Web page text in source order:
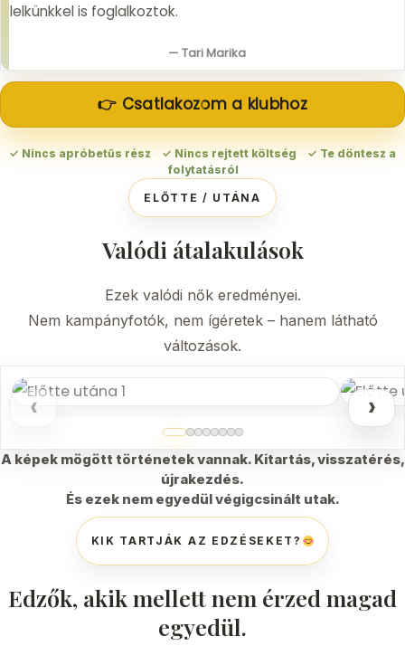
lelkünkkel is foglalkoztok.
— Tari Marika
👉 Csatlakozom a klubhoz
✓ Nincs apróbetűs rész ✓ Nincs rejtett költség ✓ Te döntesz a
folytatásról
ELŐTTE / UTÁNA
Valódi átalakulások
Ezek valódi nők eredményei.
Nem kampányfotók, nem ígéretek – hanem látható
változások.
‹ ›
A képek mögött történetek vannak. Kitartás, visszatérés,
újrakezdés.
És ezek nem egyedül végigcsinált utak.
KIK TARTJÁK AZ EDZÉSEKET?
Edzők, akik mellett nem érzed magad
egyedül.